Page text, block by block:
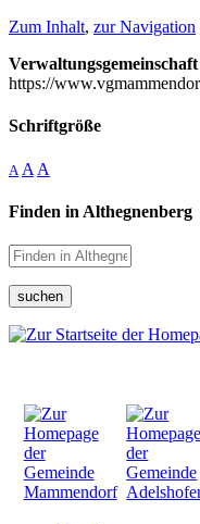
Zum Inhalt, zur Navigation
https://
Schriftgröße
A A A
Finden in Althegnenberg
suchen